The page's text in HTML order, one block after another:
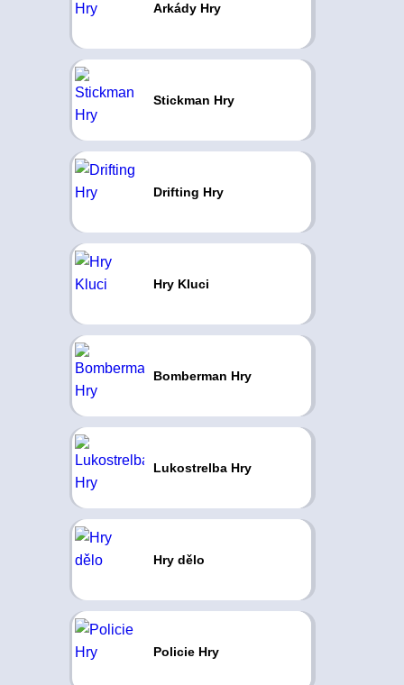
Arkády Hry
Stickman Hry
Drifting Hry
Hry Kluci
Bomberman Hry
Lukostrelba Hry
Hry dělo
Policie Hry